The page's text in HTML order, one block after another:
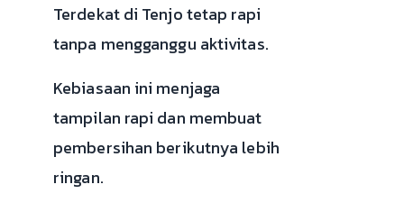
Terdekat di Tenjo tetap rapi
tanpa mengganggu aktivitas.
Kebiasaan ini menjaga
tampilan rapi dan membuat
pembersihan berikutnya lebih
ringan.